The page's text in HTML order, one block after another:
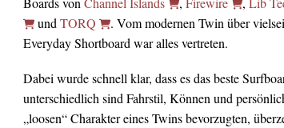
und TORQ
. Vom modernen Twin über
Everyday Shortboard war alles vertreten.
Dabei wurde schnell klar, dass es das beste
unterschiedlich sind Fahrstil, Können und
„loosen“ Charakter eines Twins bevorzugten,